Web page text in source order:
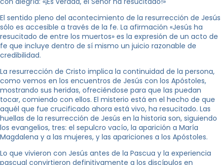
El sentido pleno del acontecimiento de la resurrección de Jesús
sólo es accesible a través de la fe. La afirmación «Jesús ha
resucitado de entre los muertos» es la expresión de un acto de
fe que incluye dentro de sí mismo un juicio razonable de
credibilidad.
La resurrección de Cristo implica la continuidad de la persona,
como vemos en los encuentros de Jesús con los Apóstoles,
mostrando sus heridas, ofreciéndose para que las puedan
tocar, comiendo con ellos. El misterio está en el hecho de que
aquél que fue crucificado ahora está vivo, ha resucitado. Las
huellas de la resurrección de Jesús en la historia son, siguiendo
los evangelios, tres: el sepulcro vacío, la aparición a María
Magdalena y a las mujeres, y las apariciones a los Apóstoles.
Lo que vivieron con Jesús antes de la Pascua y la experiencia
pascual convirtieron definitivamente a los discípulos en